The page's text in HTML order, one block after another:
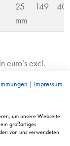
25
mm
149
euro’s excl.
| Impressum
um unsere Webseite
großartiges
von uns verwendeten